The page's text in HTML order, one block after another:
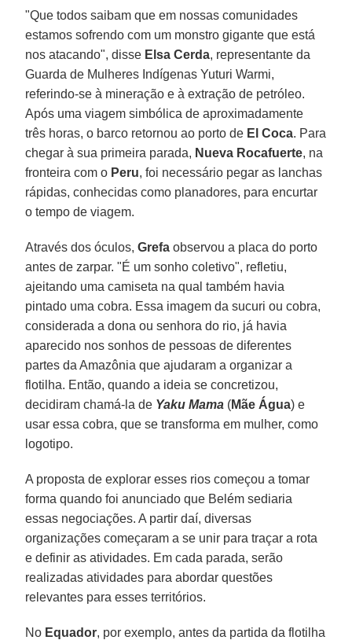
"Que todos saibam que em nossas comunidades
estamos sofrendo com um monstro gigante que está
nos atacando", disse Elsa Cerda, representante da
Guarda de Mulheres Indígenas Yuturi Warmi,
referindo-se à mineração e à extração de petróleo.
Após uma viagem simbólica de aproximadamente
três horas, o barco retornou ao porto de El Coca. Para
chegar à sua primeira parada, Nueva Rocafuerte, na
fronteira com o Peru, foi necessário pegar as lanchas
rápidas, conhecidas como planadores, para encurtar
o tempo de viagem.
Através dos óculos,Grefa observou a placa do porto
antes de zarpar. "É um sonho coletivo", refletiu,
ajeitando uma camiseta na qual também havia
pintado uma cobra. Essa imagem da sucuri ou cobra,
considerada a dona ou senhora do rio, já havia
aparecido nos sonhos de pessoas de diferentes
partes da Amazônia que ajudaram a organizar a
flotilha. Então, quando a ideia se concretizou,
decidiram chamá-la de Yaku Mama (Mãe Água) e
usar essa cobra, que se transforma em mulher, como
logotipo.
A proposta de explorar esses rios começou a tomar
forma quando foi anunciado que Belém sediaria
essas negociações. A partir daí, diversas
organizações começaram a se unir para traçar a rota
e definir as atividades. Em cada parada, serão
realizadas atividades para abordar questões
relevantes para esses territórios.
No Equador, por exemplo, antes da partida da flotilha